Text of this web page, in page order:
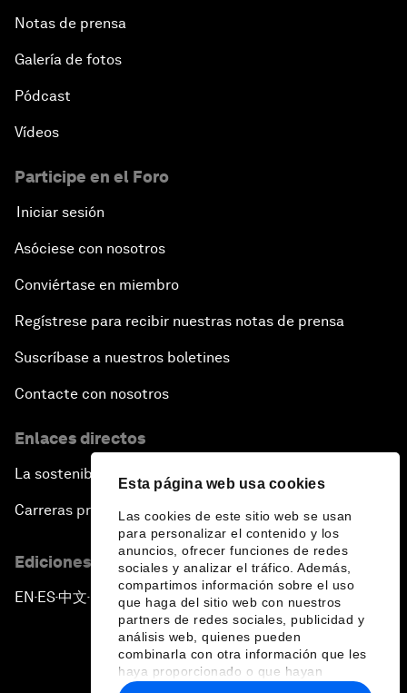
Esta página web usa cookies
Las cookies de este sitio web se usan
para personalizar el contenido y los
anuncios, ofrecer funciones de redes
sociales y analizar el tráfico. Además,
compartimos información sobre el uso
que haga del sitio web con nuestros
partners de redes sociales, publicidad y
análisis web, quienes pueden
combinarla con otra información que les
haya proporcionado o que hayan
recopilado a partir del uso que haya
Notas de prensa
Galería de fotos
Pódcast
Vídeos
Participe en el Foro
Iniciar sesión
Asóciese con nosotros
Conviértase en miembro
Regístrese para recibir nuestras notas de prensa
Suscríbase a nuestros boletines
Contacte con nosotros
Enlaces directos
La sostenibilidad en el Foro
Carreras profesionales
Ediciones en otros idiomas
EN ▪ ES▪中文▪ 日本語